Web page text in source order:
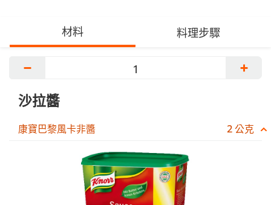
材料 料理步驟
− +
沙拉醬
康寶巴黎風卡非醬 2 公克